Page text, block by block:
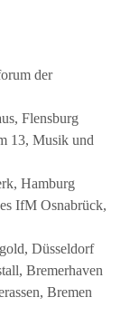
der
Flensburg
13, Musik und
Hamburg
IfM Osnabrück,
Düsseldorf
Bremerhaven
Bremen